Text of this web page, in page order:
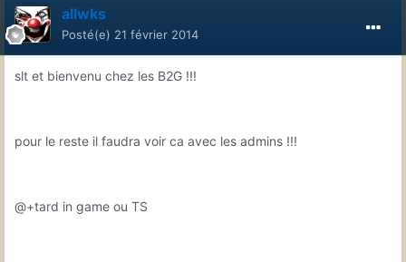
allwks
Posté(e) 21 février 2014
slt et bienvenu chez les B2G !!!
pour le reste il faudra voir ca avec les admins !!!
@+tard in game ou TS